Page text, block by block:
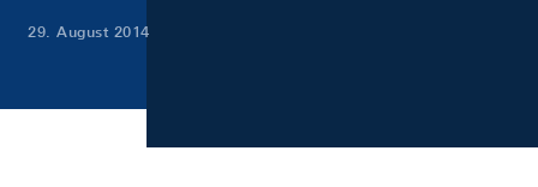
29. August 2014